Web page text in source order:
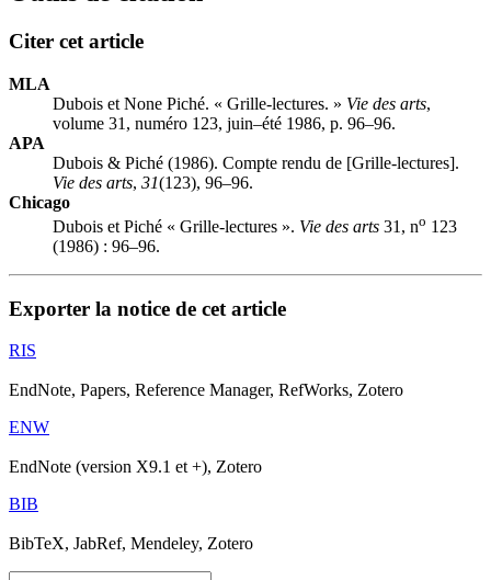
Citer cet article
MLA
Dubois et None Piché. « Grille-lectures. » Vie des arts,
volume 31, numéro 123, juin–été 1986, p. 96–96.
APA
Dubois & Piché (1986). Compte rendu de [Grille-lectures].
Vie des arts, 31(123), 96–96.
Chicago
Dubois et Piché « Grille-lectures ». Vie des arts 31, no 123
(1986) : 96–96.
Exporter la notice de cet article
RIS
EndNote, Papers, Reference Manager, RefWorks, Zotero
ENW
EndNote (version X9.1 et +), Zotero
BIB
BibTeX, JabRef, Mendeley, Zotero